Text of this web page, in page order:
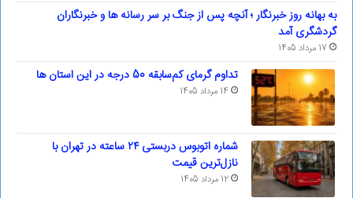
به بهانه روز خبرنگار ؛ آنچه پس از جنگ بر سر رسانه ها و خبرنگاران
گردشگری آمد
17 مرداد 1405
تداوم گرمای کم‌سابقه 50 درجه در این استان ها
14 مرداد 1405
شماره اتوبوس دربستی ۲۴ ساعته در تهران با
نازل‌ترین قیمت
12 مرداد 1405